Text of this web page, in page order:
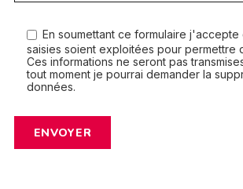
En soumettant ce formulaire
saisies soient exploitées pour permettre
Ces informations ne seront pas
tout moment je pourrai demander la
données.